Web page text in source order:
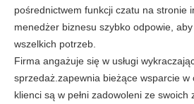
pośrednictwem funkcji czatu na stronie
menedżer biznesu szybko odpowie,
wszelkich potrzeb.
Firma angażuje się w usługi
sprzedaż.zapewnia bieżące wsparcie w
klienci są w pełni zadowoleni ze swoich